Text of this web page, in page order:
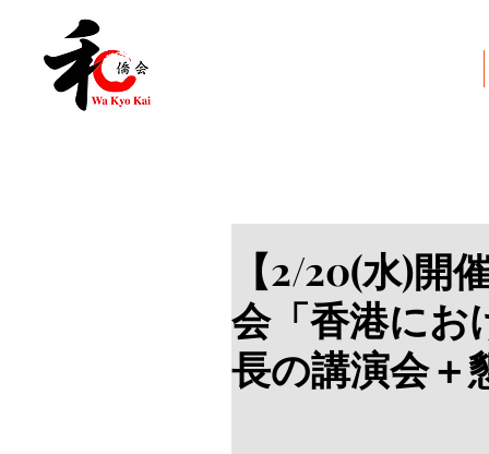
【2/20(水)開
会「香港にお
長の講演会＋